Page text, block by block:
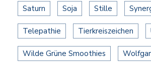
Saturn Soja Stille
Telepathie Tierkreiszeichen
Wilde Grüne Smoothies